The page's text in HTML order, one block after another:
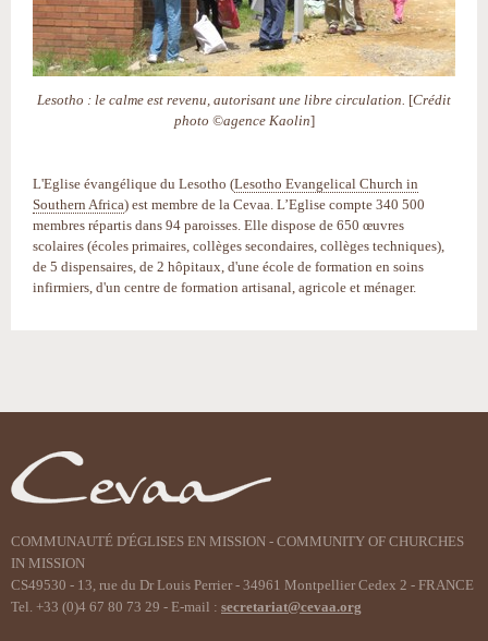
Lesotho : le calme est revenu, autorisant une libre circulation. [Crédit
photo ©agence Kaolin]
L'Eglise évangélique du Lesotho (Lesotho Evangelical Church in
Southern Africa) est membre de la Cevaa. L’Eglise compte 340 500
membres répartis dans 94 paroisses. Elle dispose de 650 œuvres
scolaires (écoles primaires, collèges secondaires, collèges techniques),
de 5 dispensaires, de 2 hôpitaux, d'une école de formation en soins
infirmiers, d'un centre de formation artisanal, agricole et ménager.
document
COMMUNAUTÉ D'ÉGLISES EN MISSION - COMMUNITY OF CHURCHES
IN MISSION
CS49530 - 13, rue du Dr Louis Perrier - 34961 Montpellier Cedex 2 - FRANCE
Tel. +33 (0)4 67 80 73 29 - E-mail : secretariat@cevaa.org